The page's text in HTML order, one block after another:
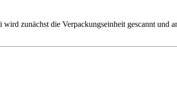
zunächst die Verpackungseinheit gescannt und